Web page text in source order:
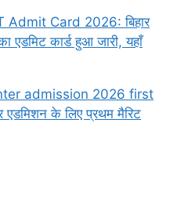
Admit Card 2026: बिहार
एडमिट कार्ड हुआ जारी, यहाँ
admission 2026 first
एडमिशन के लिए प्रथम मैरिट